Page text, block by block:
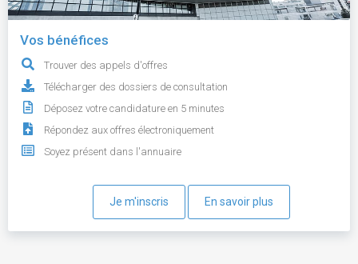
Vos bénéfices
Trouver des appels d'offres
Télécharger des dossiers de consultation
Déposez votre candidature en 5 minutes
Répondez aux offres électroniquement
Soyez présent dans l'annuaire
Je m'inscris En savoir plus